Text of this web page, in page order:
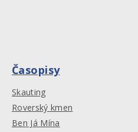
Časopisy
Skauting
Roverský kmen
Ben Já Mína